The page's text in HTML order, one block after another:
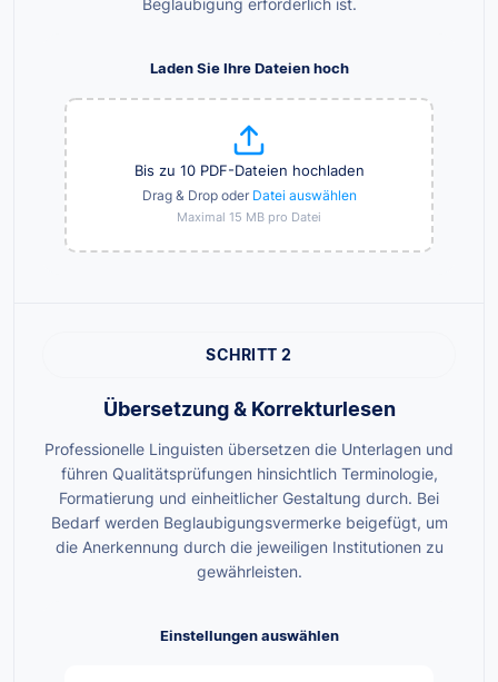
Laden Sie Ihre Dateien hoch
Bis zu 10 PDF-Dateien hochladen
Drag & Drop oder Datei auswählen
Maximal 15 MB pro Datei
SCHRITT 2
Übersetzung & Korrekturlesen
Professionelle Linguisten übersetzen die Unterlagen und
führen Qualitätsprüfungen hinsichtlich Terminologie,
Formatierung und einheitlicher Gestaltung durch. Bei
Bedarf werden Beglaubigungsvermerke beigefügt, um
die Anerkennung durch die jeweiligen Institutionen zu
gewährleisten.
Einstellungen auswählen